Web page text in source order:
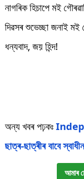
নাগৰিক হিচাপে মই
দিৱসৰ শুভেচ্ছা জনাই মই
ধন্যবাদ, জয় হিন্দ!
অন্য খবৰ পঢ়কঃ
ছাত্ৰ-ছাত্ৰীৰ বাবে
আমাৰ